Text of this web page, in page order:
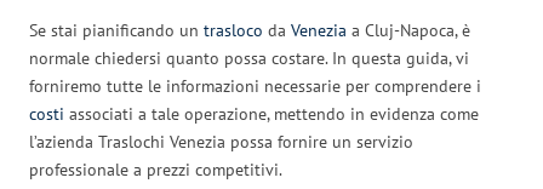
Se stai pianificando un trasloco da Venezia a Cluj-Napoca, è
normale chiedersi quanto possa costare. In questa guida, vi
forniremo tutte le informazioni necessarie per comprendere i
costi associati a tale operazione, mettendo in evidenza come
l’azienda Traslochi Venezia possa fornire un servizio
professionale a prezzi competitivi.